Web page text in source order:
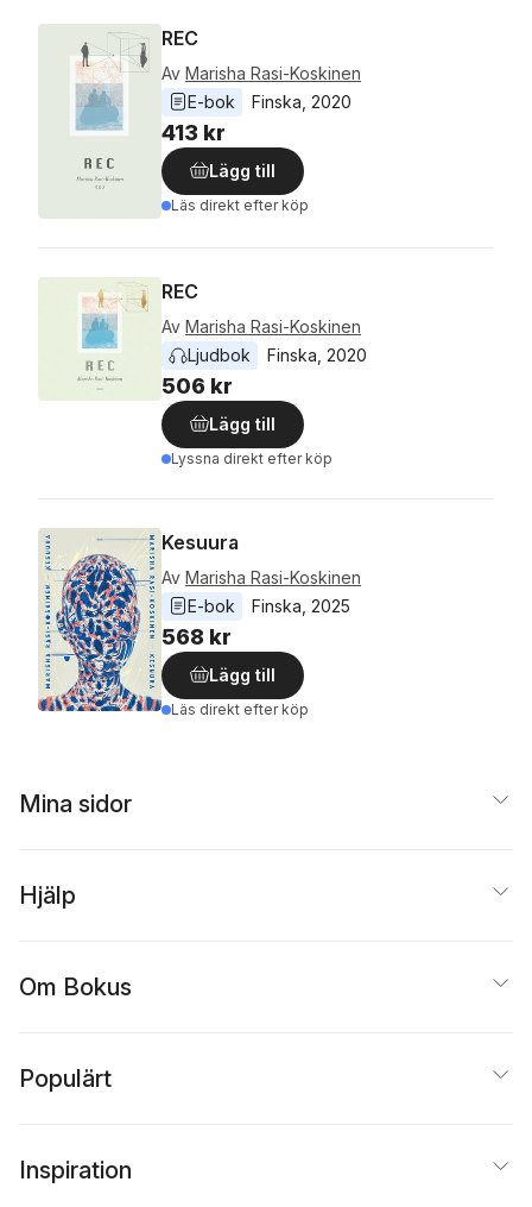
REC
Av Marisha Rasi-Koskinen
E-bok
Finska 2020
413 kr
Lägg till
Läs direkt efter köp
REC
Av Marisha Rasi-Koskinen
Ljudbok
Finska, 2020
506 kr
Lägg till
Lyssna direkt efter köp
Kesuura
Av Marisha Rasi-Koskinen
E-bok
Finska, 2025
568 kr
Lägg till
Läs direkt efter köp
Mina sidor
Hjälp
Om Bokus
Populärt
Inspiration